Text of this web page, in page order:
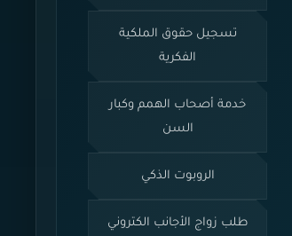
تسجيل حقوق الملكية
الفكرية
خدمة أصحاب الهمم وكبار
السن
الروبوت الذكي
طلب زواج الأجانب الكتروني